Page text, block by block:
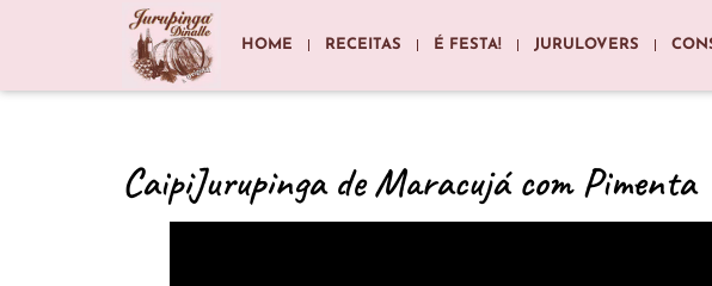
HOME RECEITAS É FESTA! JURULOVERS
CaipiJurupinga de Maracujá com Pimenta